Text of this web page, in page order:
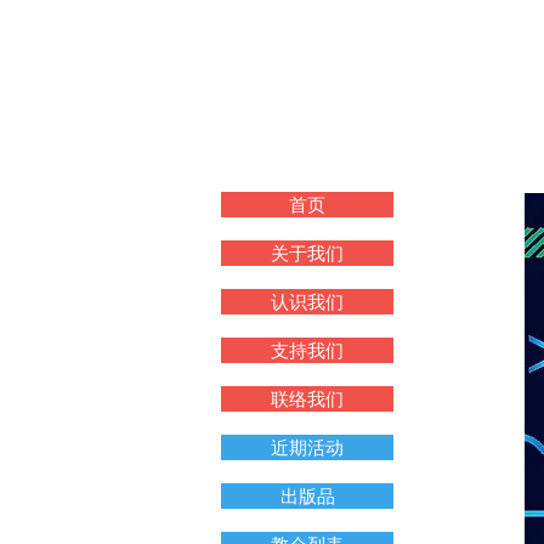
首页
关于我们
认识我们
支持我们
联络我们
近期活动
出版品